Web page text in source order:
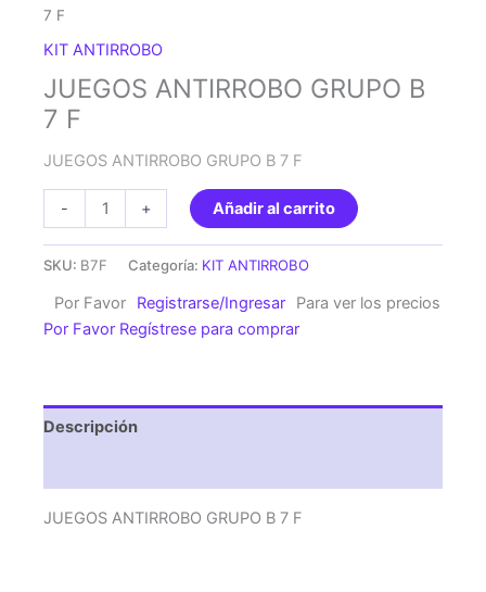
7 F
KIT ANTIRROBO
JUEGOS ANTIRROBO GRUPO B
7 F
JUEGOS ANTIRROBO GRUPO B 7 F
-
JUEGOS
ANTIRROBO
F
+ Añadir al carrito
SKU: B7F Categoría: KIT ANTIRROBO
Por Favor Registrarse/Ingresar
Para ver los precios
Por Favor Regístrese para comprar
Descripción
JUEGOS ANTIRROBO GRUPO B 7 F